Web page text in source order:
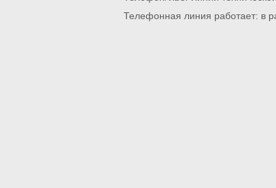
Телефонная линия работает: в